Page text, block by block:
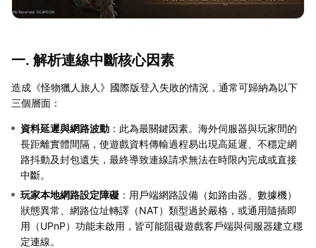
一. 解析連線中斷核心因素
造成《怪物獵人旅人》國際版登入失敗的情況，通常可歸納為以下
三個層面：
資料延遲與網路波動 ：此為最關鍵因素。海外伺服器與玩家間的
長距離實體間隔，使遊戲資料傳輸過程易出現高延遲、不穩定網
路抖動及封包遺失，最終導致連線請求無法在時限內完成或直接
中斷。
玩家本地網路設定障礙 ：用戶端網路設備（如路由器、數據機）
狀態異常、網路位址轉譯（NAT）類型過於嚴格，或通用隨插即
用（UPnP）功能未啟用，皆可能阻礙遊戲客戶端與伺服器建立穩
定連線。